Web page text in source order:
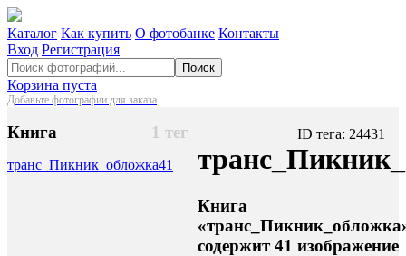
Каталог Как купить О фотобанке Контакты
Вход Регистрация
Поиск
Корзина пуста
Добавьте фотографии для заказа
1 тег
Книга
транс_Пикник_обложка41
ID тега: 24431
Книга
содержит 41 изображение